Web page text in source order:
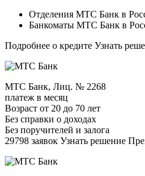
Отделения МТС Банк в
Банкоматы МТС Банк в
Подробнее о кредите Узнать
МТС Банк, Лиц. № 2268
платеж в месяц
Возраст от 20 до 70 лет
Без справки о доходах
Без поручителей и залога
29798 заявок Узнать решение